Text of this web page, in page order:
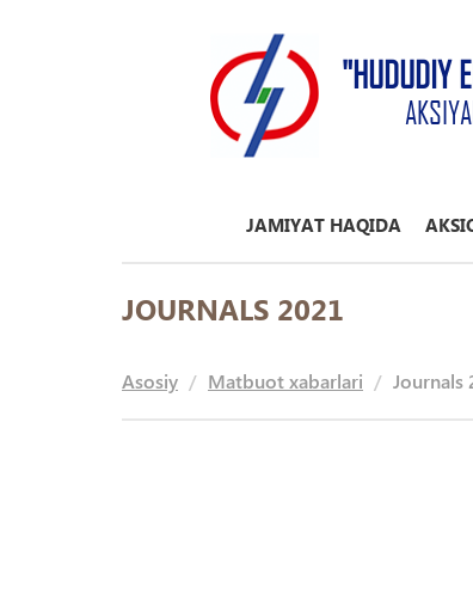
"HUDUDIY
JAMIYAT HAQIDA
JOURNALS 2021
Asosiy Matbuot xabarlari Journals